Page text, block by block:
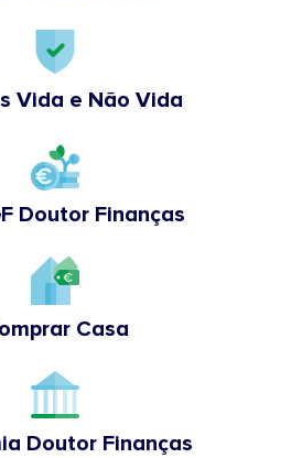
Vida e Não Vida
Doutor Finanças
Casa
Doutor Finanças